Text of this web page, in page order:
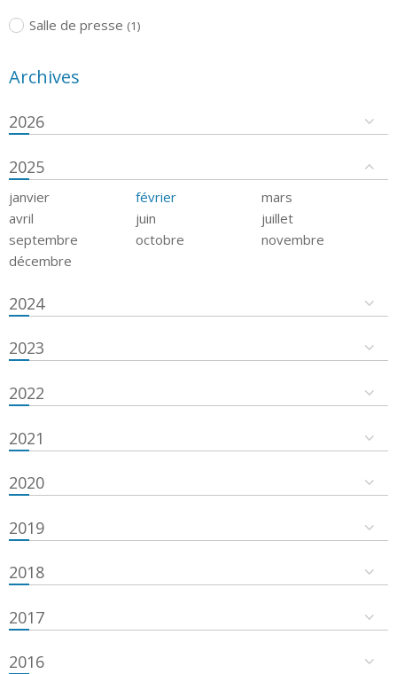
Salle de presse (1)
Archives
2026
2025
janvier février
mars
avril
juin
juillet
septembre
octobre
novembre
décembre
2024
2023
2022
2021
2020
2019
2018
2017
2016